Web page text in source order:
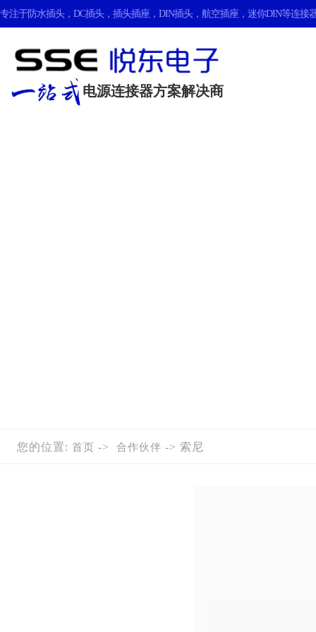
专注于防水插头， DC插头， 插头插座 ， DIN插头， 航空插座 ， 迷你DIN等连接
电源连接器方案解决商
您的位置: 首页 -> 合作伙伴 -> 索尼